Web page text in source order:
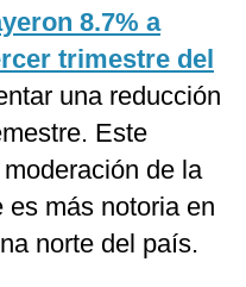
8.7% a
trimestre del
una reducción
Este
de la
es más notoria en
norte del país.